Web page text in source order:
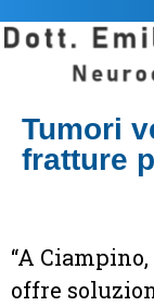
Tumori
fratture
“A
offre